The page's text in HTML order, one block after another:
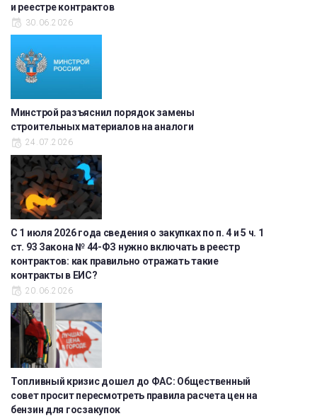
и реестре контрактов
30.06.2026
Минстрой разъяснил порядок замены
строительных материалов на аналоги
24.07.2026
С 1 июля 2026 года сведения о закупках по п. 4 и 5 ч. 1
ст. 93 Закона № 44-ФЗ нужно включать в реестр
контрактов: как правильно отражать такие
контракты в ЕИС?
20.06.2026
Топливный кризис дошел до ФАС: Общественный
совет просит пересмотреть правила расчета цен на
бензин для госзакупок